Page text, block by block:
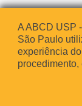
A ABCD USP
São Paulo
experiência
procedimento,